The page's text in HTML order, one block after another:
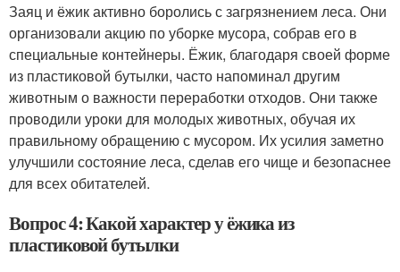
Заяц и ёжик активно боролись с загрязнением леса. Они
организовали акцию по уборке мусора, собрав его в
специальные контейнеры. Ёжик, благодаря своей форме
из пластиковой бутылки, часто напоминал другим
животным о важности переработки отходов. Они также
проводили уроки для молодых животных, обучая их
правильному обращению с мусором. Их усилия заметно
улучшили состояние леса, сделав его чище и безопаснее
для всех обитателей.
Вопрос 4: Какой характер у ёжика из
пластиковой бутылки